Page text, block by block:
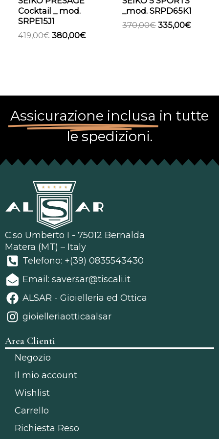
Cocktail _ mod.
SRPE15J1
419,00€ 380,00€
_mod. SRPD65K1
370,00€ 335,00€
Assicurazione inclusa in tutte
le spedizioni.
C.so Umberto I - 75012 Bernalda
Matera (MT) – Italy
Telefono: +(39) 0835543430
Email: saversar@tiscali.it
ALSAR - Gioielleria ed Ottica
gioielleriaotticaalsar
Area Clienti
Negozio
Il mio account
Wishlist
Carrello
Richiesta Reso